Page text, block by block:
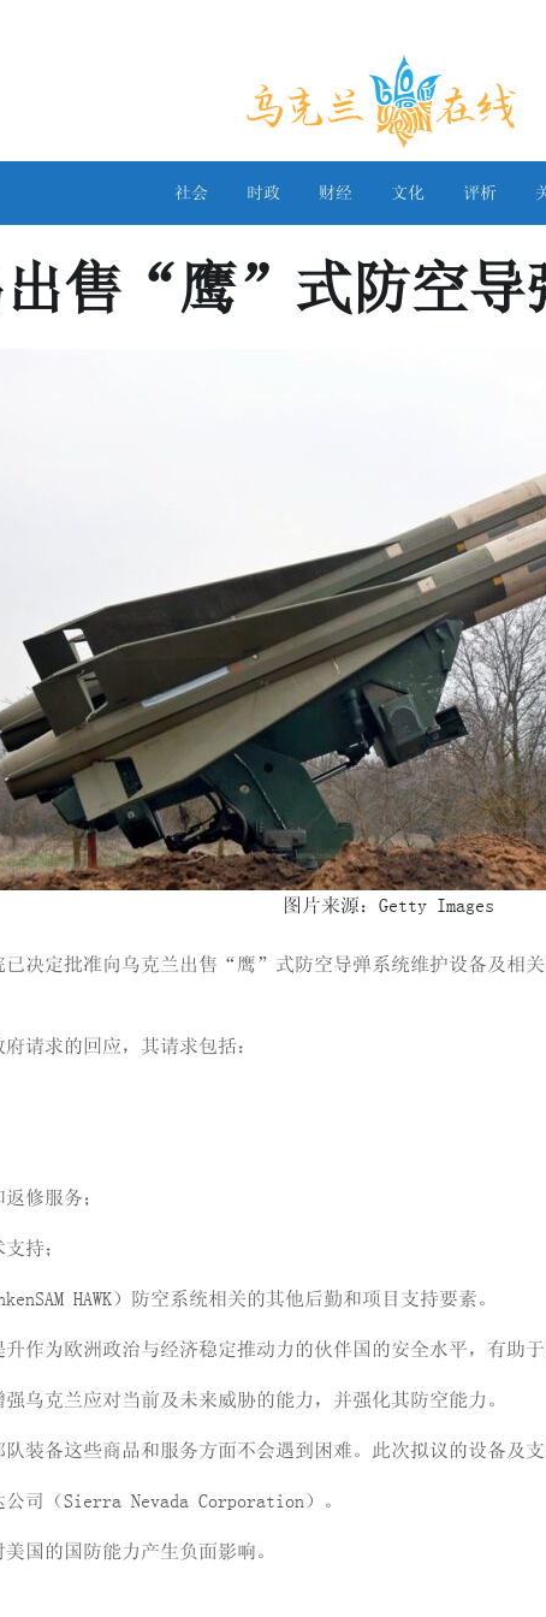
乌克兰在线
社会 时政 财经 文化 评析
出售“鹰”式防空导
图片来源：Getty Images
已决定批准向乌克兰出售“鹰”式防空导弹系统维护设备及相
请求的回应，其请求包括：
修服务；
持；
HAWK）防空系统相关的其他后勤和项目支持要素。
作为欧洲政治与经济稳定推动力的伙伴国的安全水平，有助
乌克兰应对当前及未来威胁的能力，并强化其防空能力。
装备这些商品和服务方面不会遇到困难。此次拟议的设备及
司（Sierra Nevada Corporation）。
国的国防能力产生负面影响。